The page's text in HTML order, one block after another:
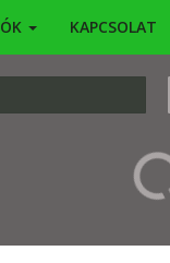
KAPCSOLAT
KERESÉS